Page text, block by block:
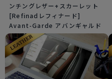
ンチングレザー+スカーレット
[Refinadレフィナード]
Avant-Garde アバンギャルド